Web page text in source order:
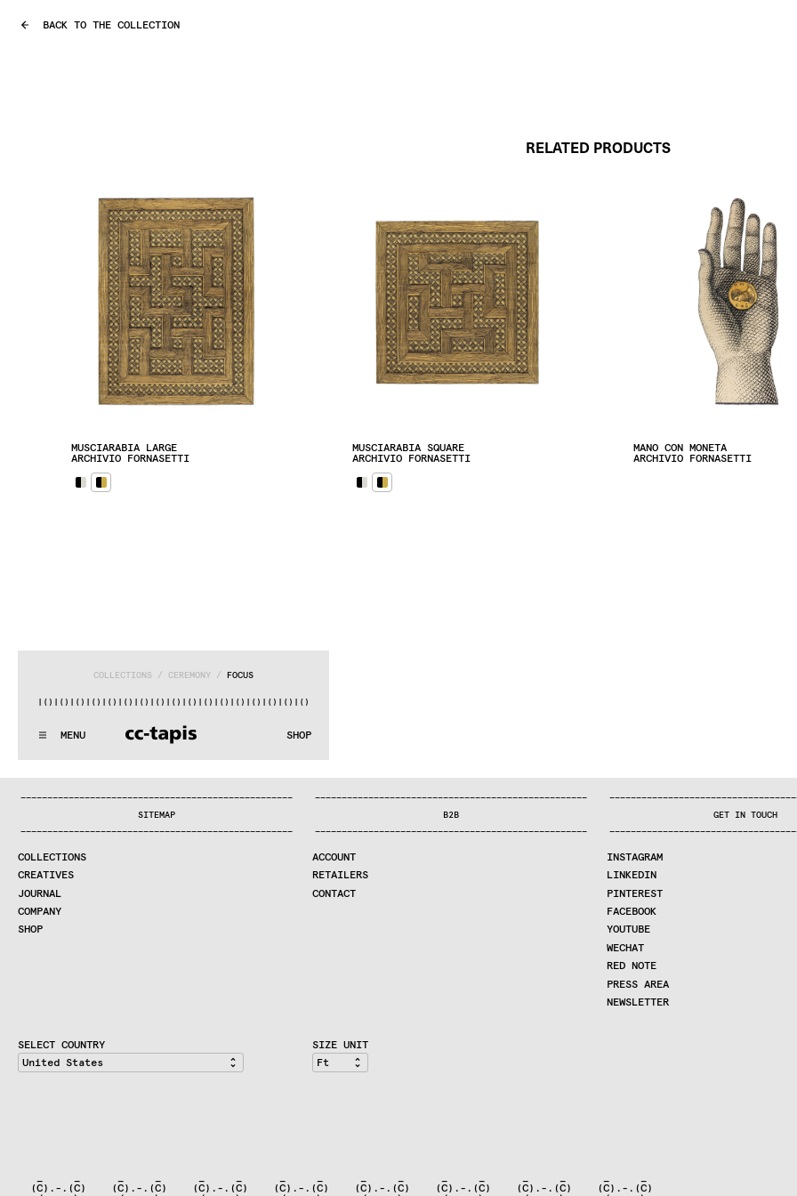
MENU SHOP
COLLECTIONS / CEREMONY / FOCUS
()|() |() |() |() |() |() |() |() |() |() |() |() |() |() |() |() |
^:..:^:. .:^:. .:^:..:^:..:^:..:^:. .:^:..:
WE MAKE RUGS
COMPANY
CONTRACT DIVISION
SHOP
BACK TO THE COLLECTION
RELATED PRODUCTS
MUSCIARABIA LARGE
ARCHIVIO FORNASETTI
MUSCIARABIA SQUARE
ARCHIVIO FORNASETTI
MANO CON MONETA
ARCHIVIO FORNASETTI
———————————————————————————————————————————————————
SITEMAP
———————————————————————————————————————————————————
COLLECTIONS
CREATIVES
JOURNAL
COMPANY
SHOP
———————————————————————————————————————————————————
B2B
———————————————————————————————————————————————————
ACCOUNT
RETAILERS
CONTACT
———————————————————————————————————
GET IN TOUCH
———————————————————————————————————
INSTAGRAM
LINKEDIN
PINTEREST
FACEBOOK
YOUTUBE
WECHAT
RED NOTE
PRESS AREA
NEWSLETTER
SELECT COUNTRY SIZE UNIT
  (C).-.(C)    (C).-.(C)    (C).-.(C)    (C).-.(C)    (C).-.(C)    (C).-.(C)    (C).-.(C)    (C).-.(C)